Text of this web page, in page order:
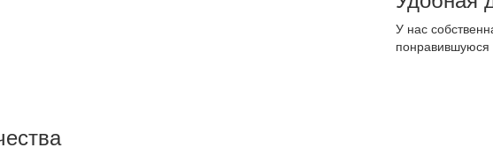
У нас